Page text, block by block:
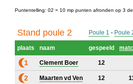
Puntentelling: 02 = 10 mp punten afronden op 3
Stand poule 2 Poule 1 - Poule
plaats naam gespeeld
1 Clement Boer 12
2 Maarten vd Ven 12